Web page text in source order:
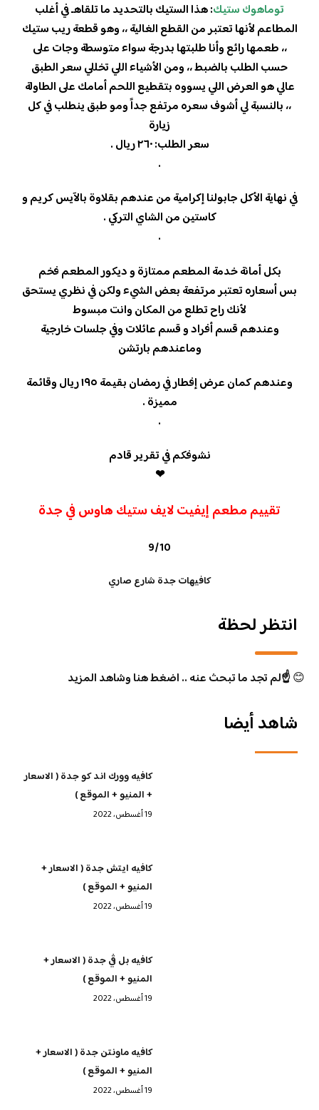
توماهوك ستيك: هذا الستيك بالتحديد ما تلقاهـ في أغلب
المطاعم لأنها تعتبر من القطع الغالية ،، وهو قطعة ريب ستيك
،، طعمها رائع وأنا طلبتها بدرجة سواء متوسطة وجات على
حسب الطلب بالضبط ،، ومن الأشياء اللي تخللي سعر الطبق
عالي هو العرض اللي يسووه بتقطيع اللحم أمامك على الطاولة
،، بالنسبة لي أشوف سعره مرتفع جداً ومو طبق ينطلب في كل
زيارة
سعر الطلب: ٢٦٠ ريال .
.
في نهاية الأكل جابولنا إكرامية من عندهم بقلاوة بالآيس كريم و
كاستين من الشاي التركي .
.
بكل أمانة خدمة المطعم ممتازة و ديكور المطعم فخم
بس أسعاره تعتبر مرتفعة بعض الشيء ولكن في نظري يستحق
لأنك راح تطلع من المكان وانت مبسوط
وعندهم قسم أفراد و قسم عائلات وفي جلسات خارجية
وماعندهم بارتشن
وعندهم كمان عرض إفطار في رمضان بقيمة ١٩٥ ريال وقائمة
مميزة .
.
نشوفكم في تقرير قادم
❤
تقييم مطعم إيفيت لايف ستيك هاوس في جدة
9/10
كافيهات جدة شارع صاري
انتظر لحظة
😊☝️لم تجد ما تبحث عنه .. اضغط هنا وشاهد المزيد
شاهد أيضا
كافيه وورك اند كو جدة ( الاسعار
+ المنيو + الموقع )
19 أغسطس، 2022
كافيه ايتش جدة ( الاسعار +
المنيو + الموقع )
19 أغسطس، 2022
كافيه بل ڤي جدة ( الاسعار +
المنيو + الموقع )
19 أغسطس، 2022
كافيه ماونتن جدة ( الاسعار +
المنيو + الموقع )
19 أغسطس، 2022